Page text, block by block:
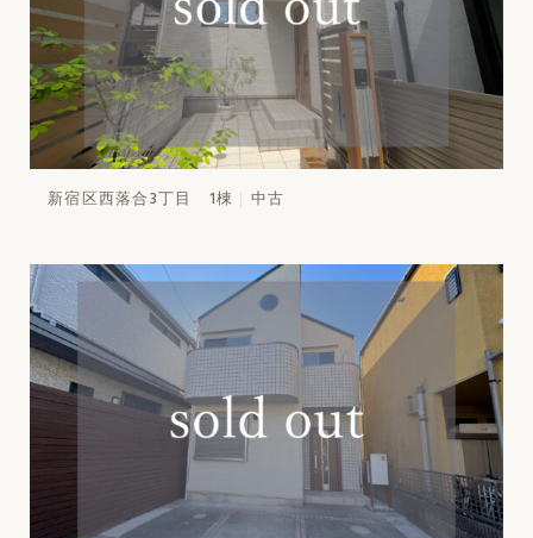
新宿区西落合3丁目 1棟 中古